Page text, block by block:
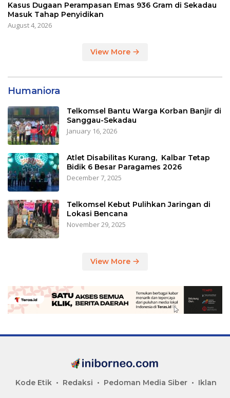
Kasus Dugaan Perampasan Emas 936 Gram di Sekadau
Masuk Tahap Penyidikan
August 4, 2026
View More
Humaniora
Telkomsel Bantu Warga Korban Banjir di
Sanggau-Sekadau
January 16, 2026
Atlet Disabilitas Kurang, Kalbar Tetap
Bidik 6 Besar Paragames 2026
December 7, 2025
Telkomsel Kebut Pulihkan Jaringan di
Lokasi Bencana
November 29, 2025
View More
Kode Etik Redaksi Pedoman Media Siber Iklan